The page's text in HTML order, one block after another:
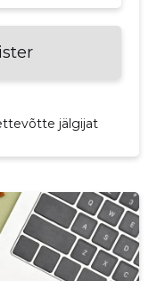
jälgijat